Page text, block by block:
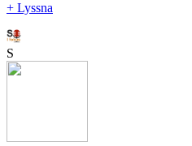
+ Lyssna
S